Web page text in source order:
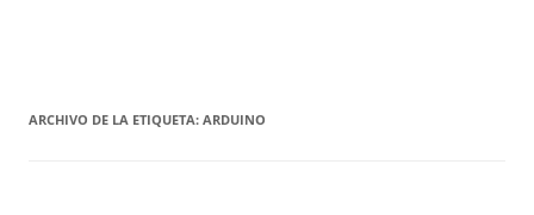
ARCHIVO DE LA ETIQUETA: ARDUINO